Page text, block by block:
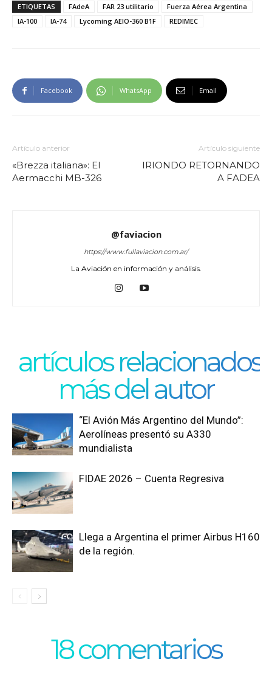
ETIQUETAS FAdeA FAR 23 utilitario
Fuerza Aérea Argentina
IA-100
IA-74 Lycoming AEIO-360 B1F REDIMEC
Facebook WhatsApp Email
Artículo anterior
«Brezza italiana»: El
Aermacchi MB-326
Artículo siguiente
IRIONDO RETORNANDO
A FADEA
@faviacion
https://www.fullaviacion.com.ar/
La Aviación en información y análisis.
artículos relacionados
más del autor
“El Avión Más Argentino del Mundo”:
Aerolíneas presentó su A330
mundialista
FIDAE 2026 – Cuenta Regresiva
Llega a Argentina el primer Airbus H160
de la región.
18 comentarios